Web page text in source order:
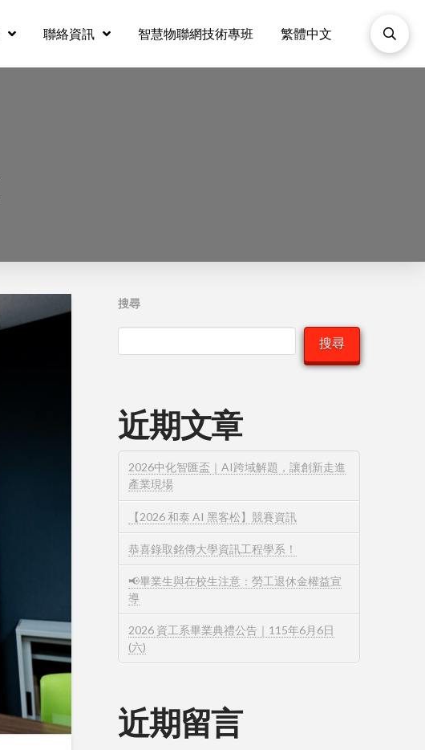
聯絡資訊 智慧物聯網技術專班 繁體中文
搜尋
搜尋
近期文章
2026中化智匯盃｜AI跨域解題，讓創新走進
產業現場
【2026 和泰 AI 黑客松】競賽資訊
恭喜錄取銘傳大學資訊工程學系！
📢畢業生與在校生注意：勞工退休金權益宣
導
2026 資工系畢業典禮公告｜115年6月6日
(六)
近期留言